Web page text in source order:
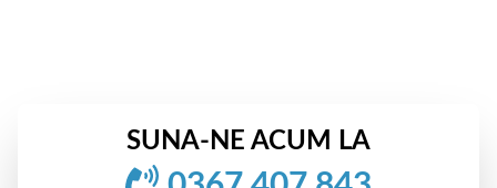
SUNA-NE ACUM LA